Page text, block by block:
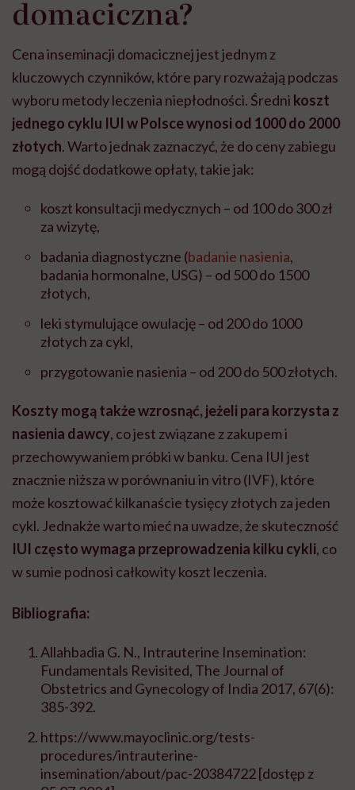
domaciczna?
Cena inseminacji domacicznej jest jednym z
kluczowych czynników, które pary rozważają podczas
wyboru metody leczenia niepłodności. Średni koszt
jednego cyklu IUI w Polsce wynosi od 1000 do 2000
złotych. Warto jednak zaznaczyć, że do ceny zabiegu
mogą dojść dodatkowe opłaty, takie jak:
koszt konsultacji medycznych – od 100 do 300 zł
za wizytę,
badania diagnostyczne (badanie nasienia,
badania hormonalne, USG) – od 500 do 1500
złotych,
leki stymulujące owulację – od 200 do 1000
złotych za cykl,
przygotowanie nasienia – od 200 do 500 złotych.
Koszty mogą także wzrosnąć, jeżeli para korzysta z
nasienia dawcy, co jest związane z zakupem i
przechowywaniem próbki w banku. Cena IUI jest
znacznie niższa w porównaniu in vitro (IVF), które
może kosztować kilkanaście tysięcy złotych za jeden
cykl. Jednakże warto mieć na uwadze, że skuteczność
IUI często wymaga przeprowadzenia kilku cykli, co
w sumie podnosi całkowity koszt leczenia.
Bibliografia:
Allahbadia G. N., Intrauterine Insemination:
Fundamentals Revisited, The Journal of
Obstetrics and Gynecology of India 2017, 67(6):
385-392.
https://www.mayoclinic.org/tests-
procedures/intrauterine-
insemination/about/pac-20384722[dostęp z